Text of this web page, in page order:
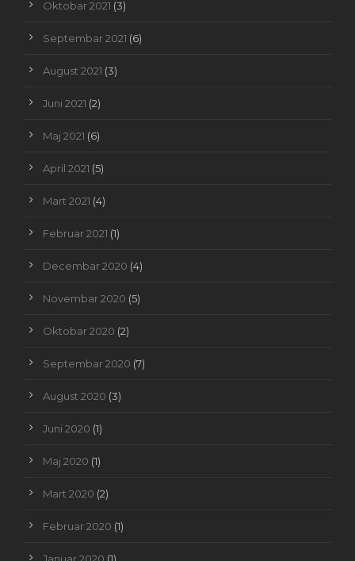
Oktobar 2021 (3)
Septembar 2021 (6)
August 2021 (3)
Juni 2021 (2)
Maj 2021 (6)
April 2021 (5)
Mart 2021 (4)
Februar 2021 (1)
Decembar 2020 (4)
Novembar 2020 (5)
Oktobar 2020 (2)
Septembar 2020 (7)
August 2020 (3)
Juni 2020 (1)
Maj 2020 (1)
Mart 2020 (2)
Februar 2020 (1)